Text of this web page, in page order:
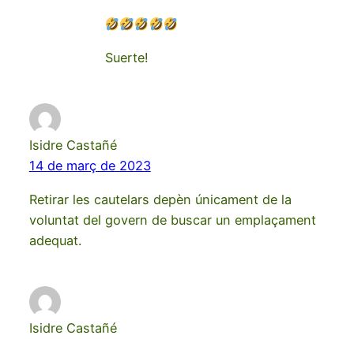
Suerte!
Isidre Castañé
14 de març de 2023
Retirar les cautelars depèn únicament de la
voluntat del govern de buscar un emplaçament
adequat.
Isidre Castañé